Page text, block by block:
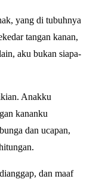
yang di tubuhnya
tangan kanan,
aku bukan siapa-
Anakku
kananku
dan ucapan,
dan maaf